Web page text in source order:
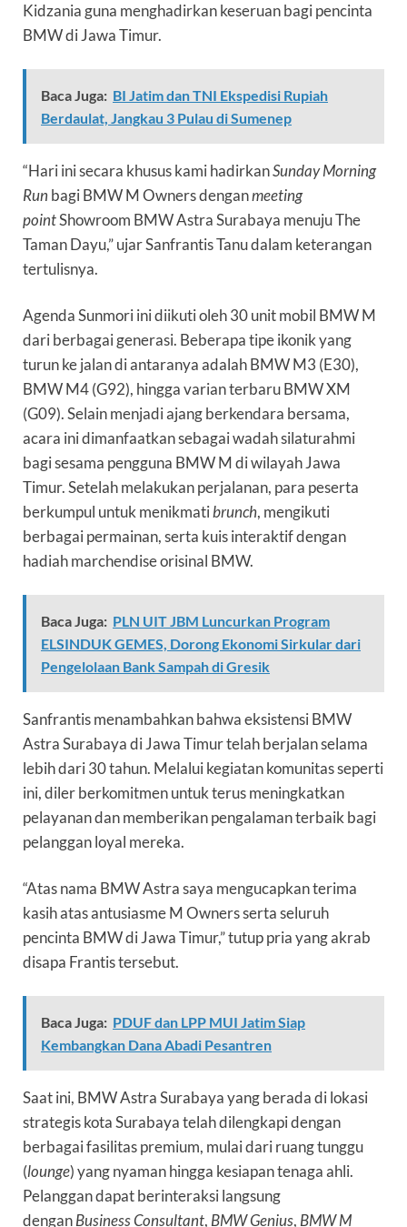
Kidzania guna menghadirkan keseruan bagi pencinta
BMW di Jawa Timur.
Baca Juga: BI Jatim dan TNI Ekspedisi Rupiah
Berdaulat, Jangkau 3 Pulau di Sumenep
“Hari ini secara khusus kami hadirkanSunday Morning
Run bagi BMW M Owners denganmeeting
pointShowroom BMW Astra Surabaya menuju The
Taman Dayu,” ujar Sanfrantis Tanu dalam keterangan
tertulisnya.
Agenda Sunmori ini diikuti oleh 30 unit mobil BMW M
dari berbagai generasi. Beberapa tipe ikonik yang
turun ke jalan di antaranya adalah BMW M3 (E30),
BMW M4 (G92), hingga varian terbaru BMW XM
(G09). Selain menjadi ajang berkendara bersama,
acara ini dimanfaatkan sebagai wadah silaturahmi
bagi sesama pengguna BMW M di wilayah Jawa
Timur. Setelah melakukan perjalanan, para peserta
berkumpul untuk menikmatibrunch, mengikuti
berbagai permainan, serta kuis interaktif dengan
hadiah marchendise orisinal BMW.
Baca Juga: PLN UIT JBM Luncurkan Program
ELSINDUK GEMES, Dorong Ekonomi Sirkular dari
Pengelolaan Bank Sampah di Gresik
Sanfrantis menambahkan bahwa eksistensi BMW
Astra Surabaya di Jawa Timur telah berjalan selama
lebih dari 30 tahun. Melalui kegiatan komunitas seperti
ini, diler berkomitmen untuk terus meningkatkan
pelayanan dan memberikan pengalaman terbaik bagi
pelanggan loyal mereka.
“Atas nama BMW Astra saya mengucapkan terima
kasih atas antusiasme M Owners serta seluruh
pencinta BMW di Jawa Timur,” tutup pria yang akrab
disapa Frantis tersebut.
Baca Juga: PDUF dan LPP MUI Jatim Siap
Kembangkan Dana Abadi Pesantren
Saat ini, BMW Astra Surabaya yang berada di lokasi
strategis kota Surabaya telah dilengkapi dengan
berbagai fasilitas premium, mulai dari ruang tunggu
(lounge) yang nyaman hingga kesiapan tenaga ahli.
Pelanggan dapat berinteraksi langsung
denganBusiness Consultant, BMW Genius, BMW M